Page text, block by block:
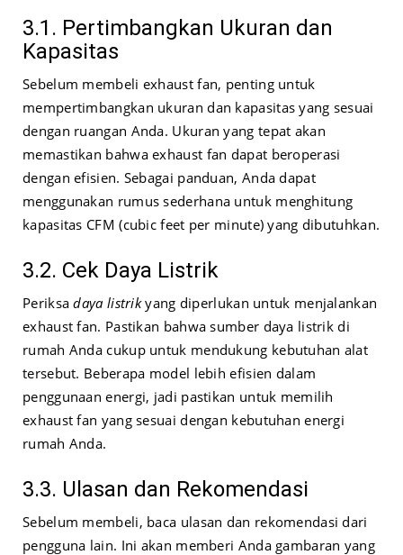
3.1. Pertimbangkan Ukuran dan
Kapasitas
Sebelum membeli exhaust fan, penting untuk
mempertimbangkan ukuran dan kapasitas yang sesuai
dengan ruangan Anda. Ukuran yang tepat akan
memastikan bahwa exhaust fan dapat beroperasi
dengan efisien. Sebagai panduan, Anda dapat
menggunakan rumus sederhana untuk menghitung
kapasitas CFM (cubic feet per minute) yang dibutuhkan.
3.2. Cek Daya Listrik
Periksadaya listrikyang diperlukan untuk menjalankan
exhaust fan. Pastikan bahwa sumber daya listrik di
rumah Anda cukup untuk mendukung kebutuhan alat
tersebut. Beberapa model lebih efisien dalam
penggunaan energi, jadi pastikan untuk memilih
exhaust fan yang sesuai dengan kebutuhan energi
rumah Anda.
3.3. Ulasan dan Rekomendasi
Sebelum membeli, baca ulasan dan rekomendasi dari
pengguna lain. Ini akan memberi Anda gambaran yang